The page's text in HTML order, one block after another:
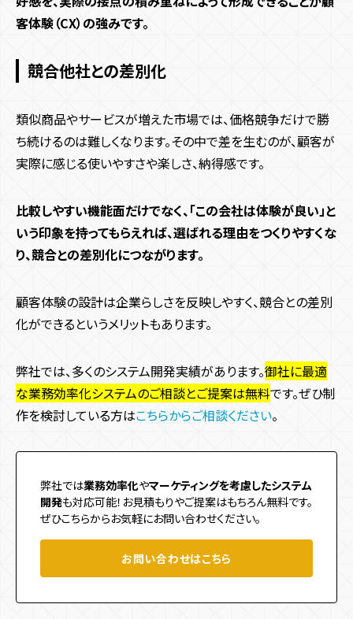
客体験（CX）の強みです。
競合他社との差別化
類似商品やサービスが増えた市場では、価格競争だけで勝
ち続けるのは難しくなります。その中で差を生むのが、顧客が
実際に感じる使いやすさや楽しさ、納得感です。
比較しやすい機能面だけでなく、「この会社は体験が良い」と
いう印象を持ってもらえれば、選ばれる理由をつくりやすくな
り、競合との差別化につながります。
顧客体験の設計は企業らしさを反映しやすく、競合との差別
化ができるというメリットもあります。
弊社では、多くのシステム開発実績があります。御社に最適
な業務効率化システムのご相談とご提案は無料です。ぜひ制
作を検討している方はこちらからご相談ください。
弊社では業務効率化やマーケティングを考慮したシステム
開発も対応可能！お見積もりやご提案はもちろん無料です。
ぜひこちらからお気軽にお問い合わせください。
お問い合わせはこちら